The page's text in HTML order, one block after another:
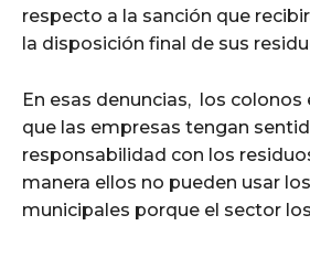
respecto a la sanción que
la disposición final de sus
En esas denuncias, los
que las empresas tengan
responsabilidad con los
manera ellos no pueden usar
municipales porque el sector